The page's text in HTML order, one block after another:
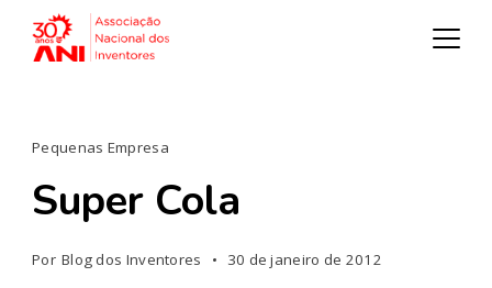
Pequenas Empresa
Super Cola
Por Blog dos Inventores 30 de janeiro de 2012